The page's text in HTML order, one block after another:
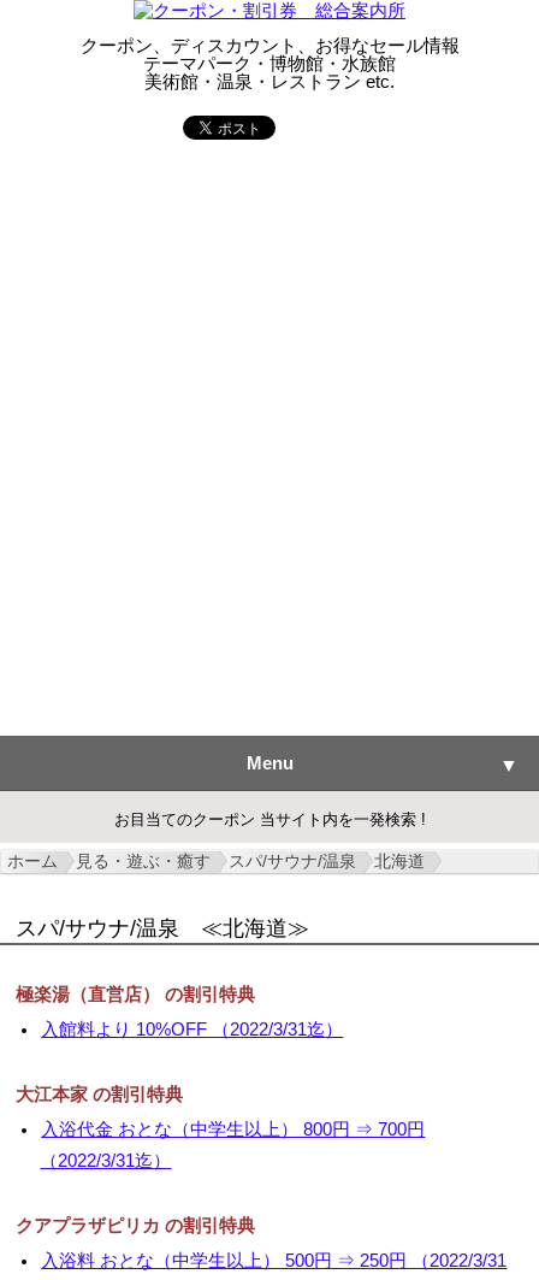
クーポン、ディスカウント、お得なセール情報
テーマパーク・博物館・水族館
美術館・温泉・レストラン etc.
Menu ▼
▼
お目当てのクーポン 当サイト内を一発検索 !
ホーム 見る・遊ぶ・癒す スパ/サウナ/温泉 北海道
スパ/サウナ/温泉 ≪北海道≫
極楽湯（直営店） の割引特典
入館料より 10%OFF （2022/3/31迄）
大江本家 の割引特典
入浴代金 おとな（中学生以上） 800円 ⇒ 700円
（2022/3/31迄）
クアプラザピリカ の割引特典
入浴料 おとな（中学生以上） 500円 ⇒ 250円 （2022/3/31